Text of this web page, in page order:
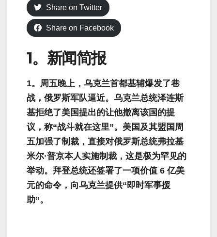
Share on Twitter
Share on Facebook
1。新闻简报
1。周五晚上，乌克兰首都基辅爆发了巷
战，俄罗斯军队逼近。乌克兰总统泽连斯
基拒绝了美国提出的让他撤离该国的提
议，称“战斗就在这里”。美国及其盟国周
五加强了制裁，直接对俄罗斯总统弗拉基
米尔·普京本人实施制裁，这是极为罕见的
举动。拜登总统还签署了一项价值 6 亿美
元的命令，向乌克兰提供“即时军事援
助”。